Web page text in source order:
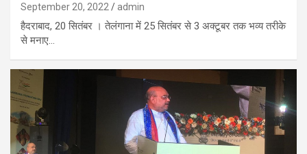
September 20, 2022 admin
हैदराबाद, 20 सितंबर । तेलंगाना में 25 सितंबर से 3 अक्टूबर तक भव्य तरीके
से मनाए…